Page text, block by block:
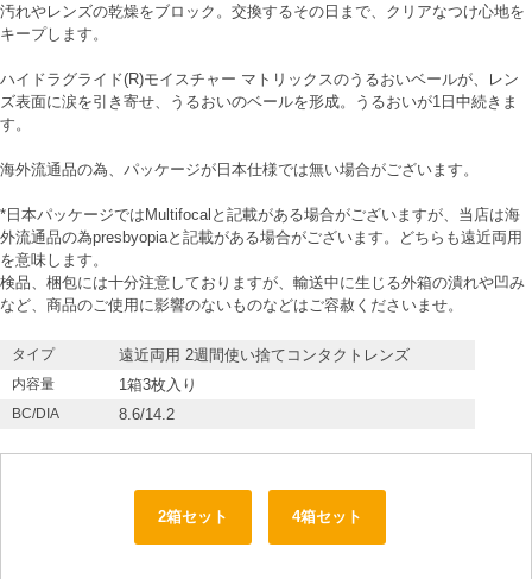
汚れやレンズの乾燥をブロック。交換するその日まで、クリアなつけ心地を
キープします。
ハイドラグライド(R)モイスチャー マトリックスのうるおいベールが、レン
ズ表面に涙を引き寄せ、うるおいのベールを形成。うるおいが1日中続きま
す。
海外流通品の為、パッケージが日本仕様では無い場合がございます。
*日本パッケージではMultifocalと記載がある場合がございますが、当店は海
外流通品の為presbyopiaと記載がある場合がございます。どちらも遠近両用
を意味します。
検品、梱包には十分注意しておりますが、輸送中に生じる外箱の潰れや凹み
など、商品のご使用に影響のないものなどはご容赦くださいませ。
タイプ 遠近両用 2週間使い捨てコンタクトレンズ
内容量 1箱3枚入り
BC/DIA 8.6/14.2
2箱セット 4箱セット